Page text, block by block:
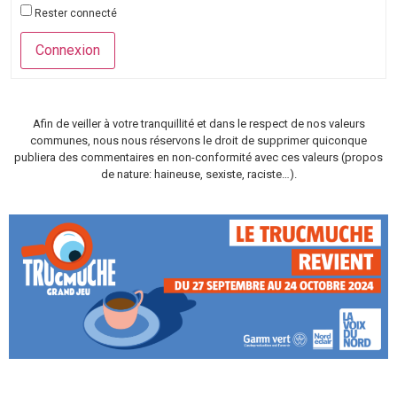
Rester connecté
Connexion
Afin de veiller à votre tranquillité et dans le respect de nos valeurs
communes, nous nous réservons le droit de supprimer quiconque
publiera des commentaires en non-conformité avec ces valeurs (propos
de nature: haineuse, sexiste, raciste…).